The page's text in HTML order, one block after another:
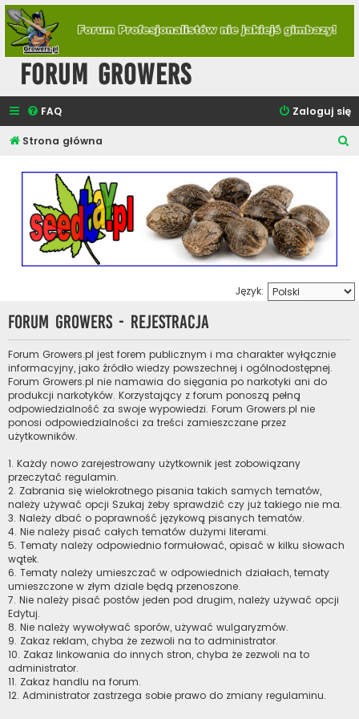
Forum Growers
FAQ Zaloguj się
Strona główna
Język:
Forum Growers - Rejestracja
Forum Growers.pl jest forem publicznym i ma charakter wyłącznie
informacyjny, jako źródło wiedzy powszechnej i ogólnodostępnej.
Forum Growers.pl nie namawia do sięgania po narkotyki ani do
produkcji narkotyków. Korzystający z forum ponoszą pełną
odpowiedzialność za swoje wypowiedzi. Forum Growers.pl nie
ponosi odpowiedzialności za treści zamieszczane przez
użytkowników.
1. Każdy nowo zarejestrowany użytkownik jest zobowiązany
przeczytać regulamin.
2. Zabrania się wielokrotnego pisania takich samych tematów,
należy używać opcji Szukaj żeby sprawdzić czy już takiego nie ma.
3. Należy dbać o poprawność językową pisanych tematów.
4. Nie należy pisać całych tematów dużymi literami.
5. Tematy należy odpowiednio formułować, opisać w kilku słowach
wątek.
6. Tematy należy umieszczać w odpowiednich działach, tematy
umieszczone w złym dziale będą przenoszone.
7. Nie należy pisać postów jeden pod drugim, należy używać opcji
Edytuj.
8. Nie należy wywoływać sporów, używać wulgaryzmów.
9. Zakaz reklam, chyba że zezwoli na to administrator.
10. Zakaz linkowania do innych stron, chyba że zezwoli na to
administrator.
11. Zakaz handlu na forum.
12. Administrator zastrzega sobie prawo do zmiany regulaminu.